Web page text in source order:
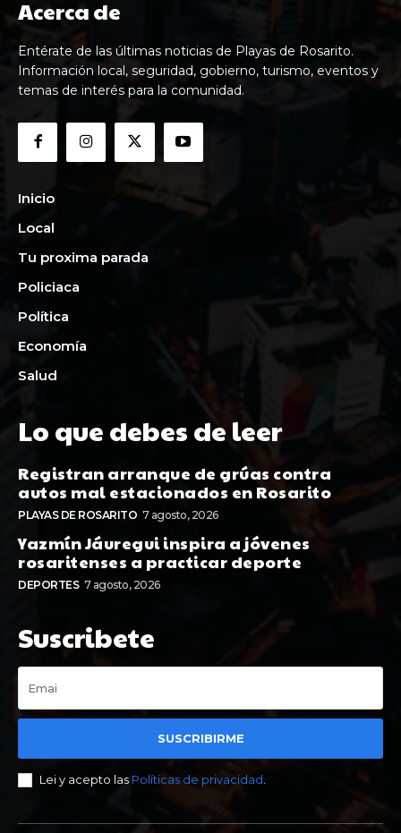
Acerca de
Entérate de las últimas noticias de Playas de Rosarito.
Información local, seguridad, gobierno, turismo, eventos y
temas de interés para la comunidad.
Inicio
Local
Tu proxima parada
Policiaca
Política
Economía
Salud
Lo que debes de leer
Registran arranque de grúas contra
autos mal estacionados en Rosarito
PLAYAS DE ROSARITO 7 agosto, 2026
Yazmín Jáuregui inspira a jóvenes
rosaritenses a practicar deporte
DEPORTES 7 agosto, 2026
Suscribete
SUSCRIBIRME
Lei y acepto las Políticas de privacidad